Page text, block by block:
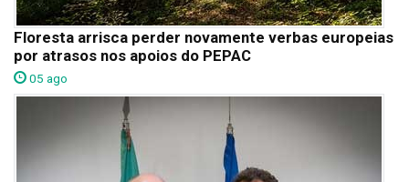
Floresta arrisca perder novamente verbas europeias
por atrasos nos apoios do PEPAC
05 ago